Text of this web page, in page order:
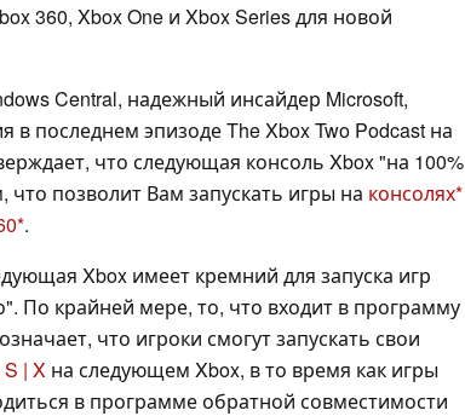
360, Xbox One и Xbox Series для новой
Central, надежный инсайдер Microsoft,
в последнем эпизоде The Xbox Two Podcast на
что следующая консоль Xbox "на 100%
позволит Вам запускать игры на консолях
.
Xbox имеет кремний для запуска игр
По крайней мере, то, что входит в программу
что игроки смогут запускать свои
| X на следующем Xbox, в то время как игры
в программе обратной совместимости